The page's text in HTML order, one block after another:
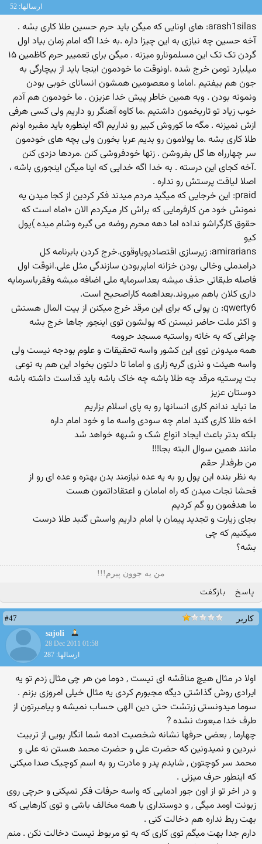
ارسالها: 52
arash1silas: های اونایی که میگن باید حرم حسین طلا کاری بشه .
آخه حسین چه نیازی به این چیزا داره .به خدا اگه امام زمان بیاد اول
گردن تک تک این مسلمونارو میزنه . میگن برای تعمییر حرم کاظمین ۱۵
میلیارد تومن خرج شده .اونوقت ما خودمون اینجا باید از بیچارگی به
جون هم بیفتیم .اماما و معصومین همشون انسانای خوبی بودن
ونمونه بودن . وبه همین خاطر پیش خدا عزیزن . ما خودمون هم آدم
خوب زیاد تو تاریخمون داشتیم .ما کاوه آهنگر رو داریم ولی کسی هرفی
ازش نمیزنه . مگه ما کوروش کبیر رو نداریم اگه اینطوره باید مقبره اونم
طلا کاری بشه .ما پولامون رو بدیم عربا بخورن ولی بچه های خودمون
سر چهارراه ها گل بفروشن . زنها خودفروشی کنن .مردها دزدی کنن
.آخه کجای این درسته . به خدا اگه خدایی که اینا میگن اینجوری باشه ،
اصلا لیاقت پرستش رو نداره .
praid: این خرجایی که میگید مردم میدند فکر کردین از کجا میدن یه
نمونش خود من کارفرمایی که براش کار میکردم الان ۱۰ماه است که
حقوق کارگراشو نداده اما دهه محرم روضه می گیره وشام میده )پول
کیو
amirarians: زیرسازی اقتصادپویاوقوی.خرج کردن بابرنامه کل
درامدملی وخالی بودن خزانه اماپربودن سازندگی مثل علی.انوقت اول
فاصله طبقاتی حذف میشه بعداسرمایه ملی اضافه میشه وفقرباسرمایه
داری کلان باهم میروند.بعداهمه کاراصحیح است.
qwerty6: ن پولی که برای این مرقد خرج میکنن از بیت المال هستش
و اکثر ملت حاضر نیستن که پولشون توی اینجور جاها خرج بشه
چراغی که به خانه رواستبه مسجد حرومه
همه میدونن توی این کشور واسه تحقیقات و علوم بودجه نیست ولی
واسه هیئت و نذری گریه زاری و اماما تا دلتون بخواد این هم به نوعی
بت پرستیه مرقد چه طلا باشه چه خاک باشه باید قداست داشته باشه
دوستان عزیز
ما نباید ندانم کاری انسانها رو به پای اسلام بزاریم
اخه طلا کاری گنبد امام چه سودی واسه ما و خود امام داره
بلکه بدتر باعث ایجاد انواع شک و شبهه خواهد شد
مانند همین سوال البته بجا!!!
من طرفدار حقم
به نظر بنده این پول رو به یه عده نیازمند بدن بهتره و عده ای رو از
فحشا نجات میدن که راه امامان و اعتقاداتمون هست
ما هدفمون رو گم کردیم
بجای زیارت و تجدید پیمان با امام داریم واسش گنبد طلا درست
میکنیم که چی
بشه؟
من یه جوون پیرم!!!
پاسخ بازگفت
کاربر
#47
sajoli
28 Dec 2011 01:58
ارسالها: 287
اولا در مثال هیچ مناقشه ای نیست , دوما من هر چی مثال زدم تو یه
ایرادی روش گذاشتی دیگه مجبورم کردی یه مثال خیلی امروزی بزنم .
سوما میدونستی زرتشت حتی دین الهی حساب نمیشه و پیامبرتون از
طرف خدا مبعوث نشده ?
چهارما , بعضی حرفها نشانه شخصیت ادمه شما انگار بویی از تربیت
نبردین و نمیدونین که حضرت علی و حضرت محمد هستن نه علی و
محمد سر کوچتون , شایدم پدر و مادرت رو به اسم کوچیک صدا میکنی
که اینطور حرف میزنی .
و در اخر تو از اون جور ادمایی که واسه حرفات فکر نمیکنی و حرچی روی
زبونت اومد میگی , و دوستداری با همه مخالف باشی و توی کارهایی که
بهت ربط نداره هم دخالت کنی .
دارم جدا بهت میگم توی کاری که به تو مربوط نیست دخالت نکن . منم